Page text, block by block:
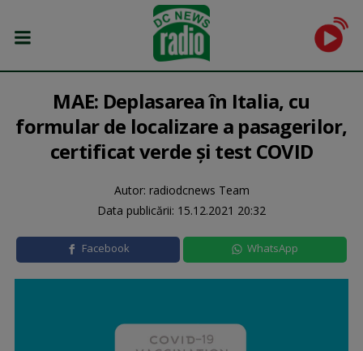
MAE: Deplasarea în Italia, cu
formular de localizare a pasagerilor,
certificat verde şi test COVID
Autor: radiodcnews Team
Data publicării: 15.12.2021 20:32
Facebook WhatsApp